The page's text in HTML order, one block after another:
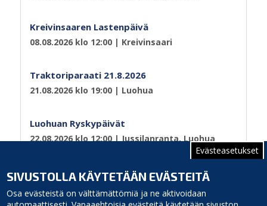
Evästeasetukset
SIVUSTOLLA KÄYTETÄÄN EVÄSTEITÄ
Osa evästeistä on välttämättömiä ja ne aktivoidaan
Kreivinsaaren Lastenpäivä
08.08.2026 klo 12:00 | Kreivinsaari
Traktoriparaati 21.8.2026
21.08.2026 klo 19:00 | Luohua
Luohuan Ryskypäivät
22.08.2026 klo 12:00| Jussilanranta, Luohua
Sivu 1